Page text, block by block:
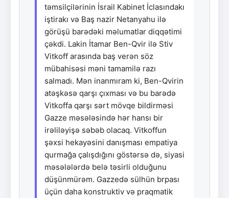
təmsilçilərinin İsrail Kabinet İclasındakı
iştirakı və Baş nazir Netanyahu ilə
görüşü barədəki məlumatlar diqqətimi
çəkdi. Lakin İtamar Ben-Qvir ilə Stiv
Vitkoff arasında baş verən söz
mübahisəsi məni tamamilə razı
salmadı. Mən inanmıram ki, Ben-Qvirin
atəşkəsə qarşı çıxması və bu barədə
Vitkoffa qarşı sərt mövqe bildirməsi
Gazze məsələsində hər hansı bir
irəliləyişə səbəb olacaq. Vitkoffun
şəxsi hekayəsini danışması empatiya
qurmağa çalışdığını göstərsə də, siyasi
məsələlərdə belə təsirli olduğunu
düşünmürəm. Gazzedə sülhün brpası
üçün daha konstruktiv və praqmatik